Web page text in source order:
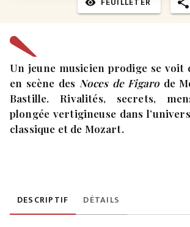
visibility
Un jeune musicien prodige se voit
en scène des Noces de Figaro de
Bastille. Rivalités, secrets,
plongée vertigineuse dans
classique et de Mozart.
DESCRIPTIF DÉTAILS